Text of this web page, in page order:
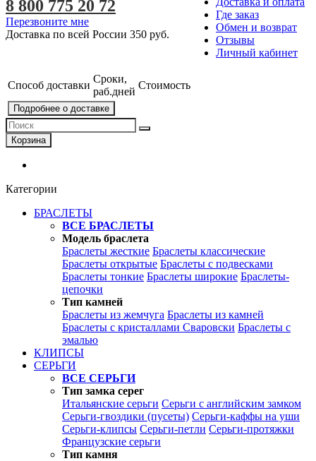
Где заказ
Обмен и возврат
Отзывы
Личный кабинет
8 800 775 20 72
Перезвоните мне
Доставка по всей России 350 руб.
Способ доставки
Сроки,
раб.дней
Стоимость
Подробнее о доставке
Корзина
Категории
БРАСЛЕТЫ
ВСЕ БРАСЛЕТЫ
Модель браслета
Браслеты жесткие Браслеты классические
Браслеты открытые Браслеты с подвесками
Браслеты тонкие Браслеты широкие Браслеты-
цепочки
Тип камней
Браслеты из жемчуга Браслеты из камней
Браслеты с кристаллами Сваровски Браслеты с
эмалью
КЛИПСЫ
СЕРЬГИ
ВСЕ СЕРЬГИ
Тип замка серег
Итальянские серьги Серьги с английским замком
Серьги-гвоздики (пусеты) Серьги-каффы на уши
Серьги-клипсы Серьги-петли Серьги-протяжки
Французские серьги
Тип камня